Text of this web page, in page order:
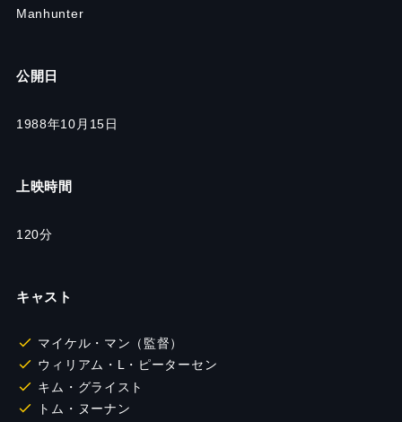
Manhunter
公開日
1988年10月15日
上映時間
120分
キャスト
マイケル・マン（監督）
ウィリアム・L・ピーターセン
キム・グライスト
トム・ヌーナン